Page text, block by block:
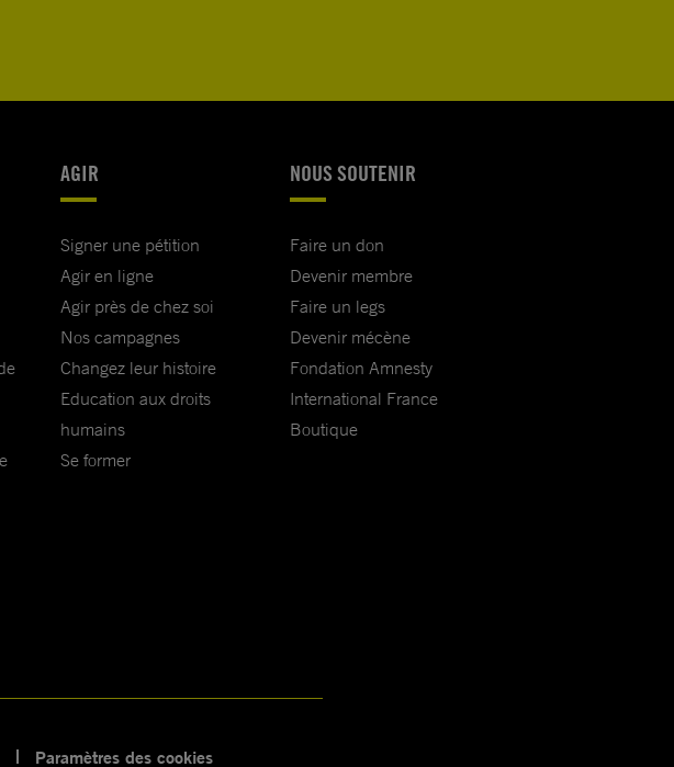
AGIR
Signer une pétition
Agir en ligne
Agir près de chez soi
Nos campagnes
Changez leur histoire
Education aux droits
humains
Se former
NOUS SOUTENIR
Faire un don
Devenir membre
Faire un legs
Devenir mécène
Fondation Amnesty
International France
Boutique
Paramètres des cookies